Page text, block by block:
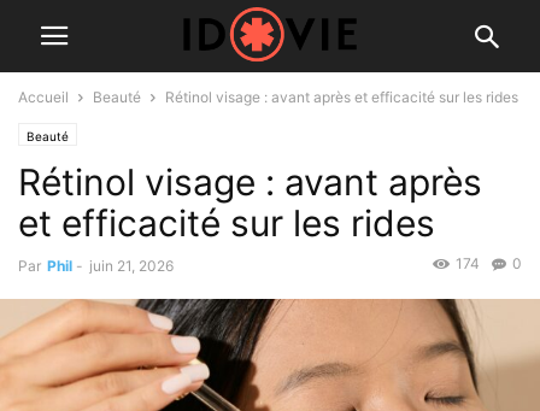
Accueil Beauté Rétinol visage : avant après et efficacité sur les rides
Beauté
Rétinol visage : avant après
et efficacité sur les rides
Par Phil - juin 21, 2026 0
174